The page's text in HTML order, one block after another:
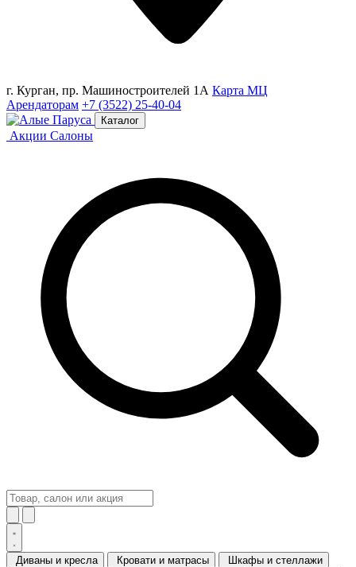
г. Курган, пр. Машиностроителей 1А Карта МЦ
Арендаторам +7 (3522) 25-40-04
Каталог
Акции Салоны
Диваны и кресла Кровати и матрасы
Шкафы и стеллажи